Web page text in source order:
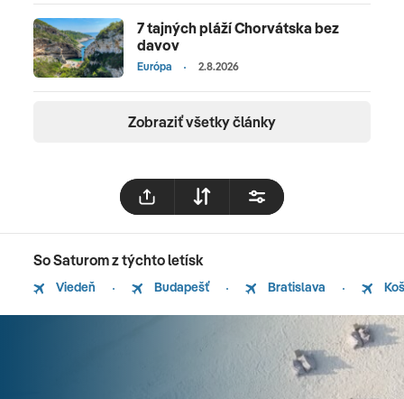
7 tajných pláží Chorvátska bez
davov
Európa 2.8.2026
Zobraziť všetky články
So Saturom z týchto letísk
Viedeň Budapešť Bratislava